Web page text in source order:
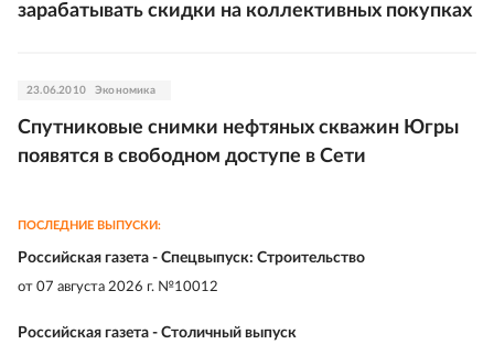
зарабатывать скидки на коллективных покупках
23.06.2010 Экономика
Спутниковые снимки нефтяных скважин Югры
появятся в свободном доступе в Сети
ПОСЛЕДНИЕ ВЫПУСКИ:
Российская газета - Спецвыпуск: Строительство
от 07 августа 2026 г. №10012
Российская газета - Столичный выпуск